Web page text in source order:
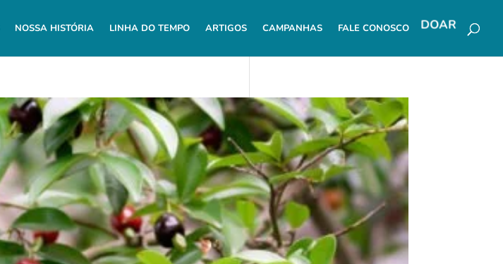
NOSSA HISTÓRIA LINHA DO TEMPO ARTIGOS CAMPANHAS FALE CONOSCO DOAR